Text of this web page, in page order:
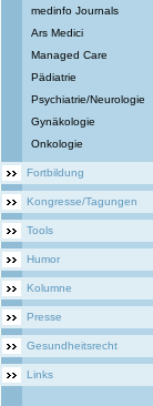
medinfo Journals
Ars Medici
Managed Care
Pädiatrie
Psychiatrie/Neurologie
Gynäkologie
Onkologie
Fortbildung
Kongresse/Tagungen
Tools
Humor
Kolumne
Presse
Gesundheitsrecht
Links